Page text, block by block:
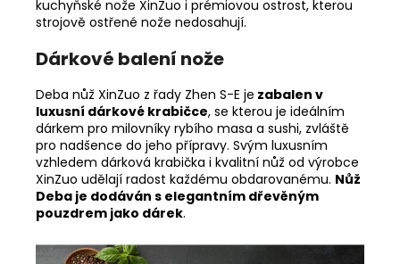
kuchyňské nože XinZuo i prémiovou ostrost, kterou
strojově ostřené nože nedosahují.
Dárkové balení nože
Deba nůž XinZuo z řady Zhen S-E je zabalen v
luxusní dárkové krabičce, se kterou je ideálním
dárkem pro milovníky rybího masa a sushi, zvláště
pro nadšence do jeho přípravy. Svým luxusním
vzhledem dárková krabička i kvalitní nůž od výrobce
XinZuo udělají radost každému obdarovanému. Nůž
Deba je dodáván s elegantním dřevěným
pouzdrem jako dárek.